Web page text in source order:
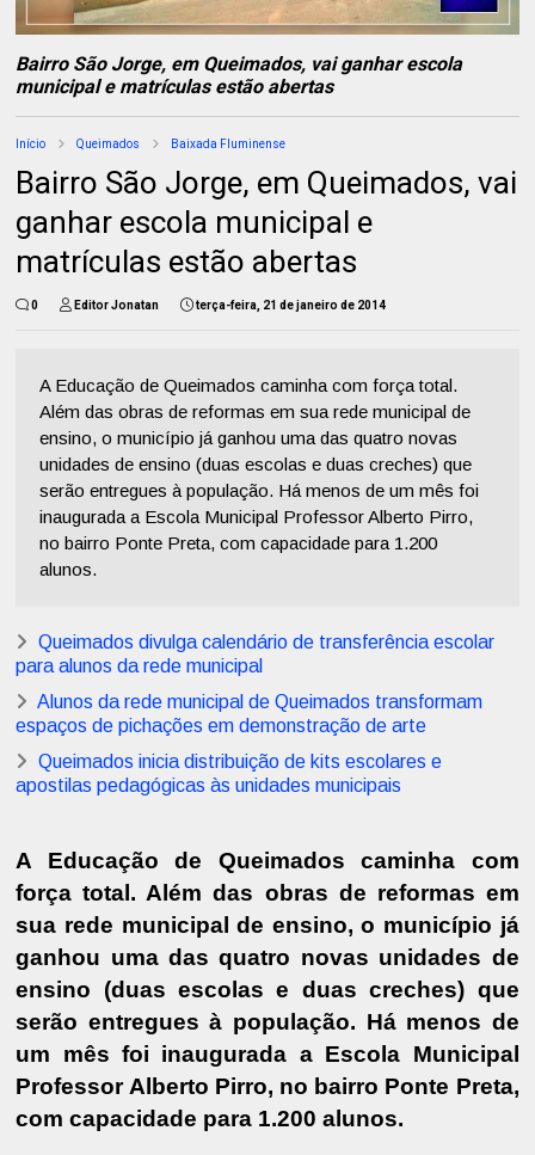
Bairro São Jorge, em Queimados, vai ganhar escola
municipal e matrículas estão abertas
Início Queimados Baixada Fluminense
Bairro São Jorge, em Queimados, vai
ganhar escola municipal e
matrículas estão abertas
0 Editor Jonatan terça-feira, 21 de janeiro de 2014
A Educação de Queimados caminha com força total.
Além das obras de reformas em sua rede municipal de
ensino, o município já ganhou uma das quatro novas
unidades de ensino (duas escolas e duas creches) que
serão entregues à população. Há menos de um mês foi
inaugurada a Escola Municipal Professor Alberto Pirro,
no bairro Ponte Preta, com capacidade para 1.200
alunos.
Queimados divulga calendário de transferência escolar
para alunos da rede municipal
Alunos da rede municipal de Queimados transformam
espaços de pichações em demonstração de arte
Queimados inicia distribuição de kits escolares e
apostilas pedagógicas às unidades municipais
A Educação de Queimados caminha com
força total. Além das obras de reformas em
sua rede municipal de ensino, o município já
ganhou uma das quatro novas unidades de
ensino (duas escolas e duas creches) que
serão entregues à população. Há menos de
um mês foi inaugurada a Escola Municipal
Professor Alberto Pirro, no bairro Ponte Preta,
com capacidade para 1.200 alunos.